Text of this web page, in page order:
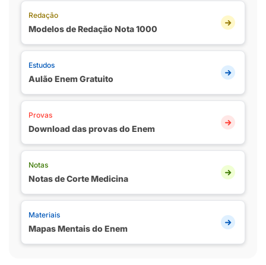
Redação
Modelos de Redação Nota 1000
Estudos
Aulão Enem Gratuito
Provas
Download das provas do Enem
Notas
Notas de Corte Medicina
Materiais
Mapas Mentais do Enem